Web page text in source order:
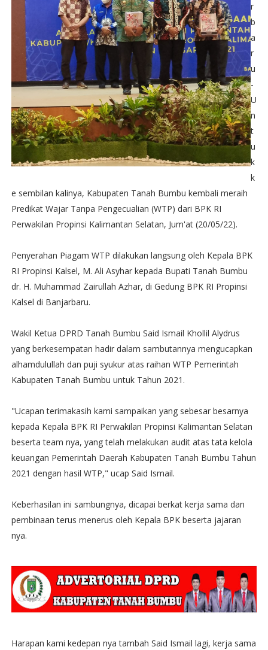
r
b
a
r
u
-
U
n
t
u
k
k
e sembilan kalinya, Kabupaten Tanah Bumbu kembali meraih
Predikat Wajar Tanpa Pengecualian (WTP) dari BPK RI
Perwakilan Propinsi Kalimantan Selatan, Jum'at (20/05/22).
Penyerahan Piagam WTP dilakukan langsung oleh Kepala BPK
RI Propinsi Kalsel, M. Ali Asyhar kepada Bupati Tanah Bumbu
dr. H. Muhammad Zairullah Azhar, di Gedung BPK RI Propinsi
Kalsel di Banjarbaru.
Wakil Ketua DPRD Tanah Bumbu Said Ismail Khollil Alydrus
yang berkesempatan hadir dalam sambutannya mengucapkan
alhamdulullah dan puji syukur atas raihan WTP Pemerintah
Kabupaten Tanah Bumbu untuk Tahun 2021.
"Ucapan terimakasih kami sampaikan yang sebesar besarnya
kepada Kepala BPK RI Perwakilan Propinsi Kalimantan Selatan
beserta team nya, yang telah melakukan audit atas tata kelola
keuangan Pemerintah Daerah Kabupaten Tanah Bumbu Tahun
2021 dengan hasil WTP," ucap Said Ismail.
Keberhasilan ini sambungnya, dicapai berkat kerja sama dan
pembinaan terus menerus oleh Kepala BPK beserta jajaran
nya.
Harapan kami kedepan nya tambah Said Ismail lagi, kerja sama